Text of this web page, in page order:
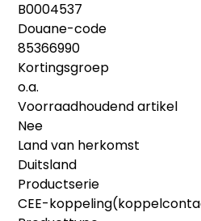
B0004537
Douane-code
85366990
Kortingsgroep
o.a.
Voorraadhoudend artikel
Nee
Land van herkomst
Duitsland
Productserie
CEE-